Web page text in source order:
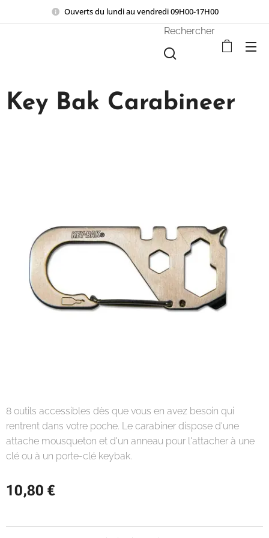
Ouverts du lundi au vendredi 09H00-17H00
Rechercher
Key Bak Carabineer
8 outils accessibles dès que vous en avez besoin qui
rentrent dans votre poche. Le carabiner dispose d'une
attache mousqueton et d'un anneau pour l'attacher à une
clé ou à un porte-clé keybak.
10,80 €